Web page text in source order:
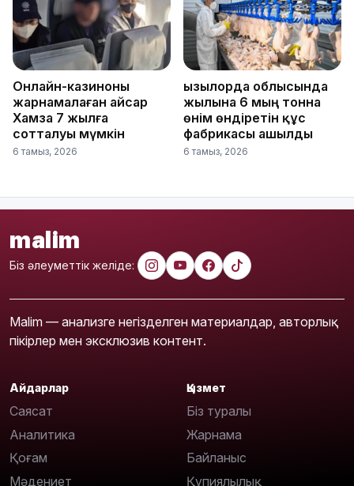
Онлайн-казиноны
жарнамалаған Қайсар
Хамза 7 жылға
сотталуы мүмкін
6 тамыз, 2026
Қызылорда облысында
жылына 6 мың тонна
өнім өндіретін құс
фабрикасы ашылды
6 тамыз, 2026
malim
Біз әлеуметтік желіде:
Malim — анализге негізделген материалдар, авторлық
пікірлер мен эксклюзив контент.
Айдарлар
Саясат
Аналитика
Қоғам
Мәдениет
Қызмет
Біз туралы
Жарнама
Байланыс
Құпиялылық